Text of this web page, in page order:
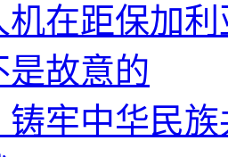
机在距保加
是故意的
铸牢中华民